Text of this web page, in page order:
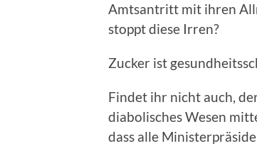
Amtsantritt mit ihren
stoppt diese Irren?
Zucker ist
Findet ihr nicht auch,
diabolisches Wesen
dass alle